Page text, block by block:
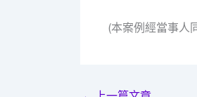
(本案例經當事人